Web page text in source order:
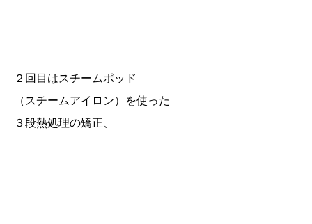
２回目はスチームポッド
（スチームアイロン）を使った
３段熱処理の矯正、